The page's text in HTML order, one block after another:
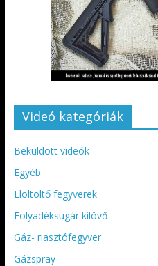
Videó kategóriák
Beküldött videók
Egyéb
Elöltöltő fegyverek
Folyadéksugár kilövő
Gáz- riasztófegyver
Gázspray